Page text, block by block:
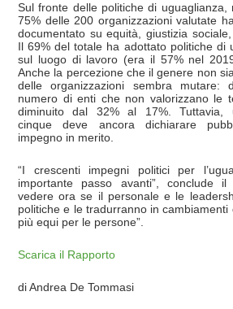
Sul fronte delle politiche di
75% delle 200 organizzazioni valutate
documentato su equità, giustizia
Il 69% del totale ha adottato politiche di
sul luogo di lavoro (era il 57% nel
Anche la percezione che il genere non
delle organizzazioni sembra
numero di enti che non valorizzano le
diminuito dal 32% al 17%. Tuttavia,
cinque deve ancora dichiarare
impegno in merito.
“I crescenti impegni politici per
importante passo avanti”, conclude
vedere ora se il personale e le
politiche e le tradurranno in cambiamenti
più equi per le persone”.
Scarica il Rapporto
di Andrea De Tommasi